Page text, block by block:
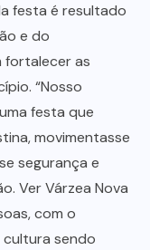
festa é resultado
e do
fortalecer as
“Nosso
festa que
movimentasse
segurança e
Ver Várzea Nova
com o
sendo